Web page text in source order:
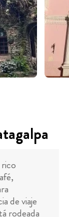
de viaje
rodeada